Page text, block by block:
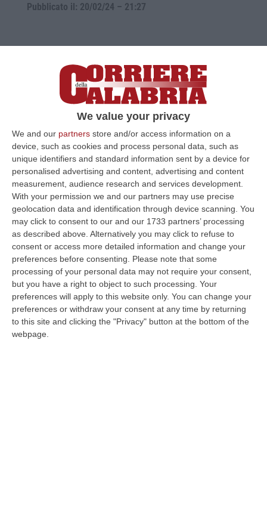
We value your privacy
We and our partners store and/or access information on a
device, such as cookies and process personal data, such as
unique identifiers and standard information sent by a device for
personalised advertising and content, advertising and content
measurement, audience research and services development.
With your permission we and our partners may use precise
geolocation data and identification through device scanning. You
may click to consent to our and our 1733 partners’ processing
as described above. Alternatively you may click to refuse to
consent or access more detailed information and change your
preferences before consenting.
Please note that some
processing of your personal data may not require your consent,
but you have a right to object to such processing. Your
preferences will apply to this website only. You can change your
preferences or withdraw your consent at any time by returning
to this site and clicking the "Privacy" button at the bottom of the
webpage.
Pubblicato il: 20/02/24 – 21:27
‘Ndrangheta ed estorsioni a Catanzaro
Lido: il coraggio dell’imprenditore finito
nel mirino del clan
Dopo le prime richieste “anomale” si reca in
Questura a Crotone. Gli agenti della Squadra
mobile, monitoreranno l’incontro con gli
aguzzini
Pubblicato il: 31/01/24 – 17:01